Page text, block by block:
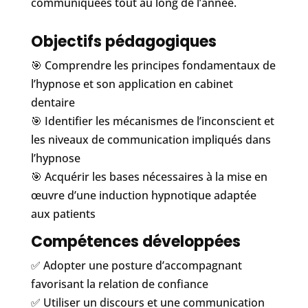
Objectifs pédagogiques
🎯 Comprendre les principes fondamentaux de
l’hypnose et son application en cabinet
dentaire
🎯 Identifier les mécanismes de l’inconscient et
les niveaux de communication impliqués dans
l’hypnose
🎯 Acquérir les bases nécessaires à la mise en
œuvre d’une induction hypnotique adaptée
aux patients
Compétences développées
✅ Adopter une posture d’accompagnant
favorisant la relation de confiance
✅ Utiliser un discours et une communication